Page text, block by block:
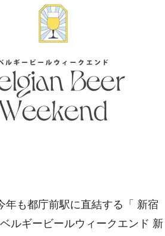
年も都庁前駅に直結する「 新宿
ルギービールウィークエンド 新